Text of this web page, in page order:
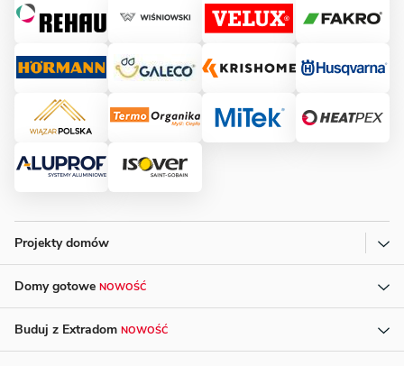
Projekty domów
Domy gotowe NOWOŚĆ
Buduj z Extradom NOWOŚĆ